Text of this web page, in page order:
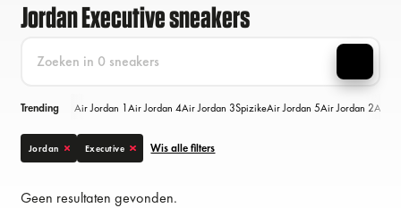
Jordan Executive sneakers
Trending Air Jordan 1Air Jordan 4Air Jordan 3SpizikeAir Jordan 5Air Jordan 2Air
Jordan Executive Wis alle filters
Geen resultaten gevonden.